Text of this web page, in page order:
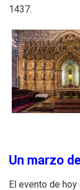
1437.
Un marzo
El evento de